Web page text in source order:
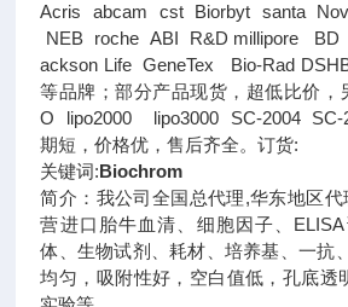
Acris abcam cst Biorbyt santa
NEB roche ABI R&D millipore BD
ackson Life GeneTex Bio-Rad
等品牌；部分产品现货，超低比价
O lipo2000 lipo3000 SC-2004 SC-
期短，价格优，售后齐全。订货:
关键词:Biochrom
简介：我公司全国总代理,华东地区代
营进口胎牛血清、细胞因子、
体、生物试剂、耗材、培养基、一抗
均匀，吸附性好，空白值低，孔底透